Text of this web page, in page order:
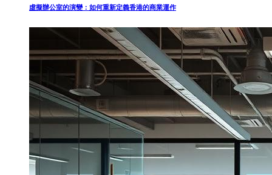
虛擬辦公室的演變：如何重新定義香港的商業運作